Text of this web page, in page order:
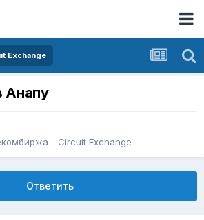
Exchange
Анапу
- Circuit Exchange
Ответить